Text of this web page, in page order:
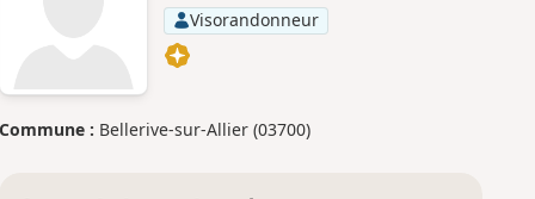
Visorandonneur
Commune : Bellerive-sur-Allier (03700)